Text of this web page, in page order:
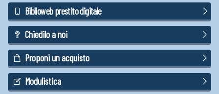
Biblioweb prestito digitale
Chiedilo a noi
Proponi un acquisto
Modulistica